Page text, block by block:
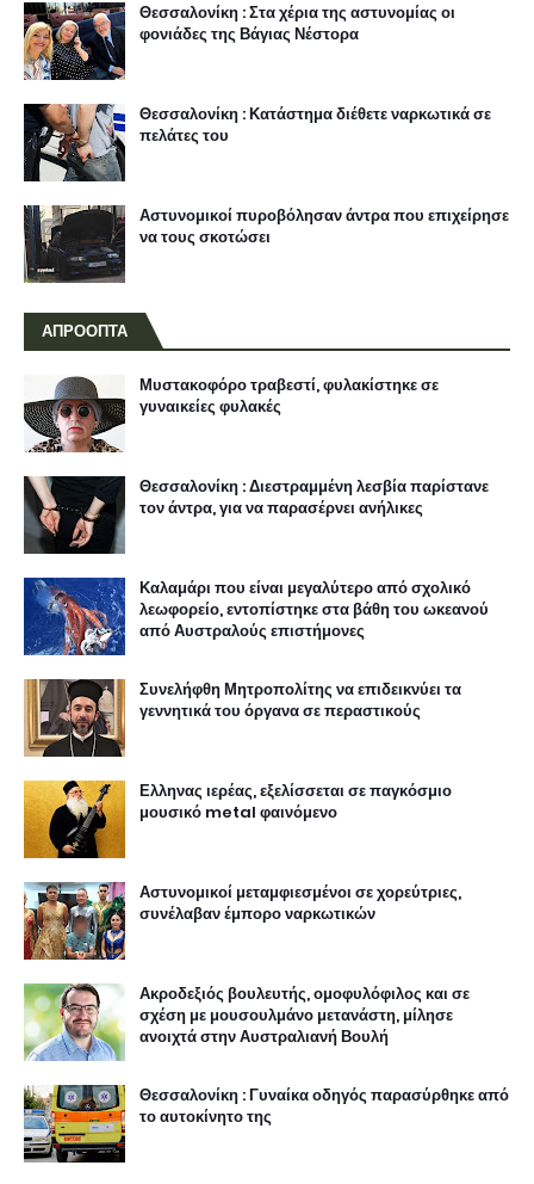
Θεσσαλονίκη : Στα χέρια της αστυνομίας οι
φονιάδες της Βάγιας Νέστορα
Θεσσαλονίκη : Κατάστημα διέθετε ναρκωτικά σε
πελάτες του
Αστυνομικοί πυροβόλησαν άντρα που επιχείρησε
να τους σκοτώσει
ΑΠΡΟΟΠΤΑ
Μυστακοφόρο τραβεστί, φυλακίστηκε σε
γυναικείες φυλακές
Θεσσαλονίκη : Διεστραμμένη λεσβία παρίστανε
τον άντρα, για να παρασέρνει ανήλικες
Καλαμάρι που είναι μεγαλύτερο από σχολικό
λεωφορείο, εντοπίστηκε στα βάθη του ωκεανού
από Αυστραλούς επιστήμονες
Συνελήφθη Μητροπολίτης να επιδεικνύει τα
γεννητικά του όργανα σε περαστικούς
Ελληνας ιερέας, εξελίσσεται σε παγκόσμιο
μουσικό metal φαινόμενο
Αστυνομικοί μεταμφιεσμένοι σε χορεύτριες,
συνέλαβαν έμπορο ναρκωτικών
Ακροδεξιός βουλευτής, ομοφυλόφιλος και σε
σχέση με μουσουλμάνο μετανάστη, μίλησε
ανοιχτά στην Αυστραλιανή Βουλή
Θεσσαλονίκη : Γυναίκα οδηγός παρασύρθηκε από
το αυτοκίνητο της